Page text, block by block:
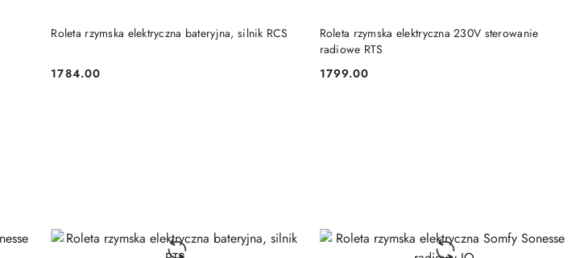
Roleta rzymska elektryczna bateryjna, silnik RCS
Cena:
1784.00
DODAJ DO KOSZYKA
Roleta rzymska elektryczna 230V sterowanie
radiowe RTS
Cena:
1799.00
DODAJ DO KOSZYKA